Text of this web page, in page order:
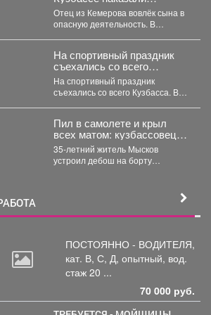
кемеровчанина за подарок
сыну
Отец из Кемерова вовлёк сына в
опасную деятельность. В
На спортивный праздник
съехались со всего
Кузбасса.
На спортивный праздник
съехались со всего Кузбасса. В
теннису. 🥎...
Пил в самолете и крыл
всех матом: кузбассовец
устроил дебош на рейсе из
Петербурга
35-летний житель Мысков
устроил дебош на борту
ПОСТОЯННО - ВОДИТЕЛЯ,
кат. В, С, Д, опытный, вод.
стаж 20 ...
70 000 руб.